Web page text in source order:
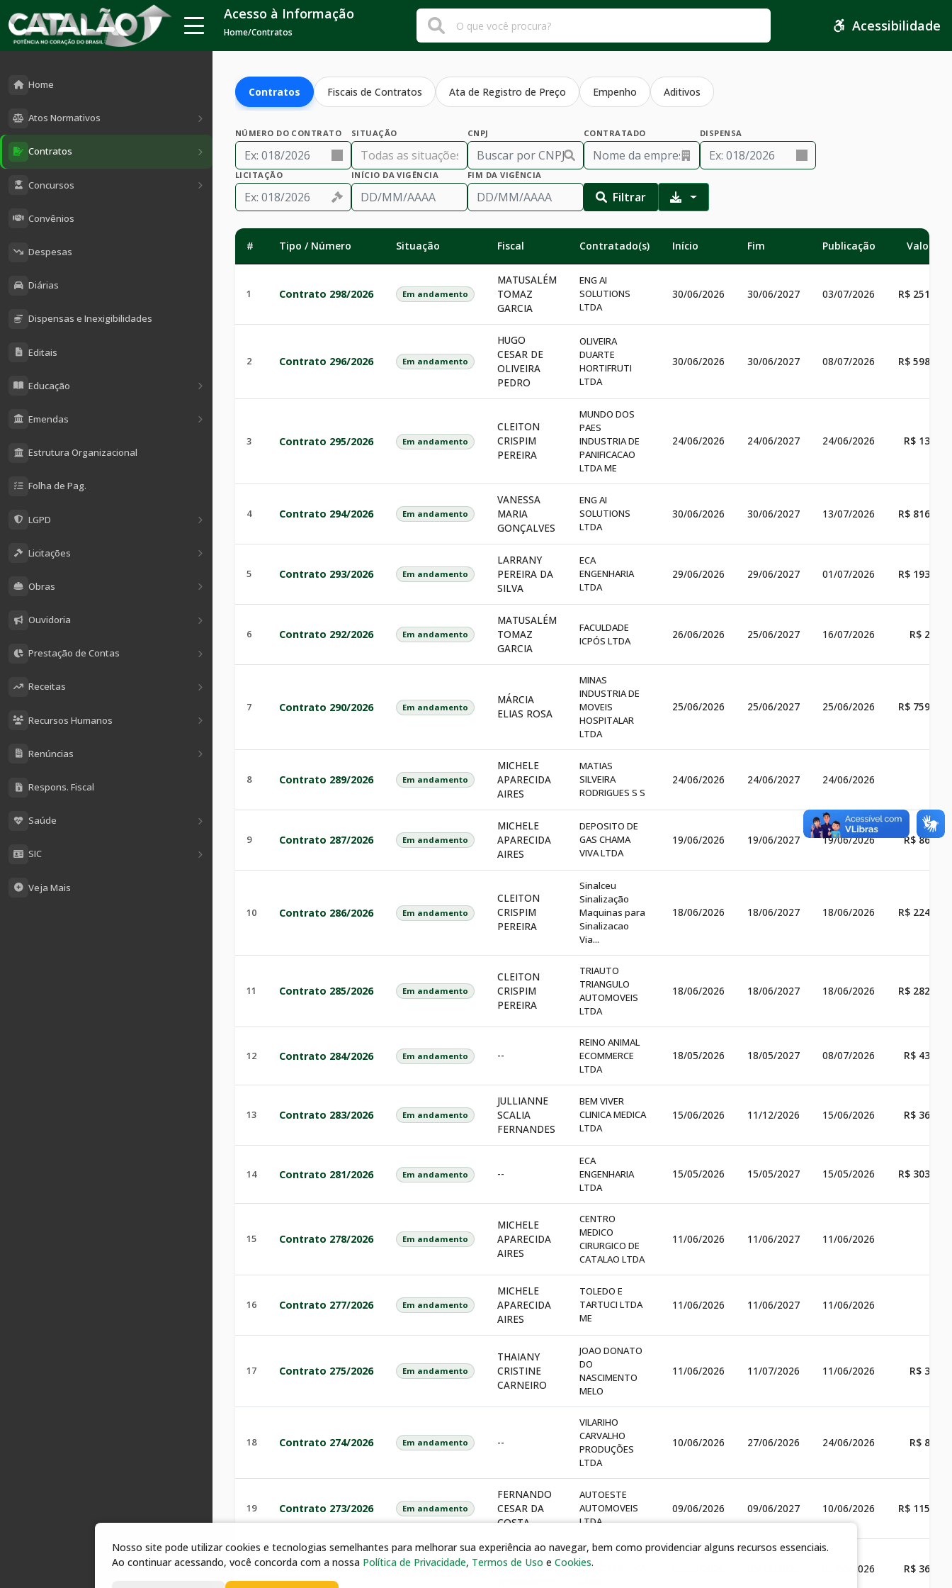
Home
Atos Normativos
Contratos
Concursos
Convênios
Despesas
Diárias
Dispensas e Inexigibilidades
Editais
Educação
Emendas
Estrutura Organizacional
Folha de Pag.
LGPD
Licitações
Obras
Ouvidoria
Prestação de Contas
Receitas
Recursos Humanos
Renúncias
Respons. Fiscal
Saúde
SIC
Veja Mais
Acesso à Informação
Home/Contratos Acessibilidade
Contratos Fiscais de Contratos Ata de Registro de Preço Empenho Aditivos
NÚMERO DO CONTRATO SITUAÇÃO CNPJ CONTRATADO DISPENSA
LICITAÇÃO INÍCIO DA VIGÊNCIA FIM DA VIGÊNCIA
Filtrar
# Tipo / Número Situação Fiscal Contratado(s) Início Fim Publicação Valor
1 Contrato 298/2026 Em andamento
MATUSALÉM
TOMAZ
GARCIA
ENG AI
SOLUTIONS
LTDA
30/06/2026 30/06/2027 03/07/2026 R$
2 Contrato 296/2026 Em andamento
HUGO
CESAR DE
OLIVEIRA
PEDRO
OLIVEIRA
DUARTE
HORTIFRUTI
LTDA
30/06/2026 30/06/2027 08/07/2026 R$
3 Contrato 295/2026 Em andamento
CLEITON
CRISPIM
PEREIRA
MUNDO DOS
PAES
INDUSTRIA DE
PANIFICACAO
LTDA ME
24/06/2026 24/06/2027 24/06/2026 R$
4 Contrato 294/2026 Em andamento
VANESSA
MARIA
GONÇALVES
ENG AI
SOLUTIONS
LTDA
30/06/2026 30/06/2027 13/07/2026 R$
5 Contrato 293/2026 Em andamento
LARRANY
PEREIRA DA
SILVA
ECA
ENGENHARIA
LTDA
29/06/2026 29/06/2027 01/07/2026 R$
6 Contrato 292/2026 Em andamento
MATUSALÉM
TOMAZ
GARCIA
FACULDADE
ICPÓS LTDA
26/06/2026 25/06/2027 16/07/2026 R$
7 Contrato 290/2026 Em andamento
MÁRCIA
ELIAS ROSA
MINAS
INDUSTRIA DE
MOVEIS
HOSPITALAR
LTDA
25/06/2026 25/06/2027 25/06/2026 R$
8 Contrato 289/2026 Em andamento
MICHELE
APARECIDA
AIRES
MATIAS
SILVEIRA
RODRIGUES S S
24/06/2026 24/06/2027 24/06/2026
9 Contrato 287/2026 Em andamento
MICHELE
APARECIDA
AIRES
DEPOSITO DE
GAS CHAMA
VIVA LTDA
19/06/2026 19/06/2027 19/06/2026 R$
10 Contrato 286/2026 Em andamento
CLEITON
CRISPIM
PEREIRA
Sinalceu
Sinalização
Maquinas para
Sinalizacao
Via...
18/06/2026 18/06/2027 18/06/2026 R$
11 Contrato 285/2026 Em andamento
CLEITON
CRISPIM
PEREIRA
TRIAUTO
TRIANGULO
AUTOMOVEIS
LTDA
18/06/2026 18/06/2027 18/06/2026 R$
12 Contrato 284/2026 Em andamento --
REINO ANIMAL
ECOMMERCE
LTDA
18/05/2026 18/05/2027 08/07/2026 R$
13 Contrato 283/2026 Em andamento
JULLIANNE
SCALIA
FERNANDES
BEM VIVER
CLINICA MEDICA
LTDA
15/06/2026 11/12/2026 15/06/2026 R$
14 Contrato 281/2026 Em andamento --
ECA
ENGENHARIA
LTDA
15/05/2026 15/05/2027 15/05/2026 R$
15 Contrato 278/2026 Em andamento
MICHELE
APARECIDA
AIRES
CENTRO
MEDICO
CIRURGICO DE
CATALAO LTDA
11/06/2026 11/06/2027 11/06/2026
16 Contrato 277/2026 Em andamento
MICHELE
APARECIDA
AIRES
TOLEDO E
TARTUCI LTDA
ME
11/06/2026 11/06/2027 11/06/2026
17 Contrato 275/2026 Em andamento
THAIANY
CRISTINE
CARNEIRO
JOAO DONATO
DO
NASCIMENTO
MELO
11/06/2026 11/07/2026 11/06/2026 R$
18 Contrato 274/2026 Em andamento --
VILARIHO
CARVALHO
PRODUÇÕES
LTDA
10/06/2026 27/06/2026 24/06/2026 R$
19 Contrato 273/2026 Em andamento
FERNANDO
CESAR DA
COSTA
AUTOESTE
AUTOMOVEIS
LTDA
09/06/2026 09/06/2027 10/06/2026 R$
20 Contrato 272/2026 Em andamento
JULLIANNE
SCALIA
BEM VIVER
CLINICA MEDICA
09/06/2026 R$
Nosso site pode utilizar cookies e tecnologias semelhantes para melhorar sua experiência ao navegar, bem como providenciar alguns recursos essenciais.
Ao continuar acessando, você concorda com a nossa Política de Privacidade, Termos de Uso eCookies.